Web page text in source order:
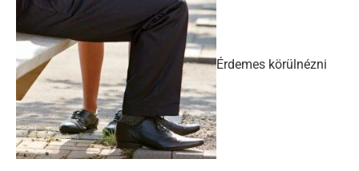
Érdemes körülnézni